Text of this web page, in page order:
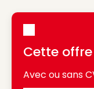
Cette
Avec ou sans